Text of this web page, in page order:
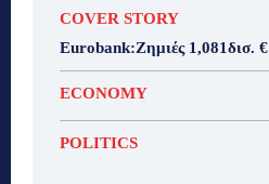
COVER STORY
Eurobank:Ζημιές 1,081δισ. €
ECONOMY
POLITICS